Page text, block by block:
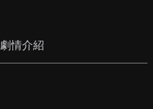
劇情介紹